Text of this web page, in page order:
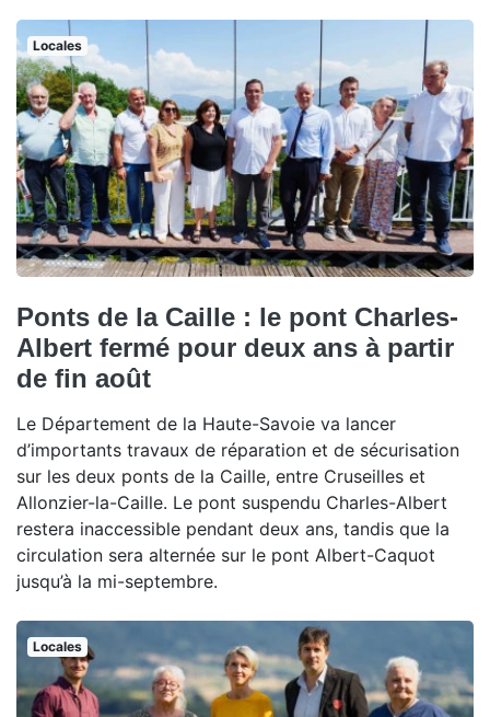
Locales
Ponts de la Caille : le pont Charles-
Albert fermé pour deux ans à partir
de fin août
Le Département de la Haute-Savoie va lancer
d’importants travaux de réparation et de sécurisation
sur les deux ponts de la Caille, entre Cruseilles et
Allonzier-la-Caille. Le pont suspendu Charles-Albert
restera inaccessible pendant deux ans, tandis que la
circulation sera alternée sur le pont Albert-Caquot
jusqu’à la mi-septembre.
Locales